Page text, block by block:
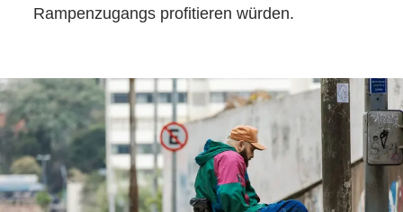
Rampenzugangs profitieren würden.